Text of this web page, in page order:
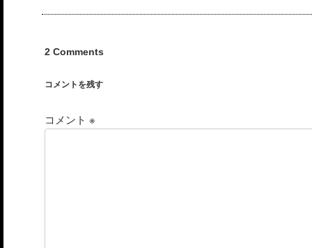
2 Comments
コメントを残す
コメント ※